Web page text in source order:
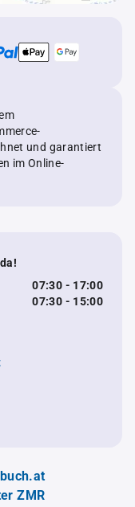
und garantiert
im Online-
07:30 - 17:00
07:30 - 15:00
ZMR